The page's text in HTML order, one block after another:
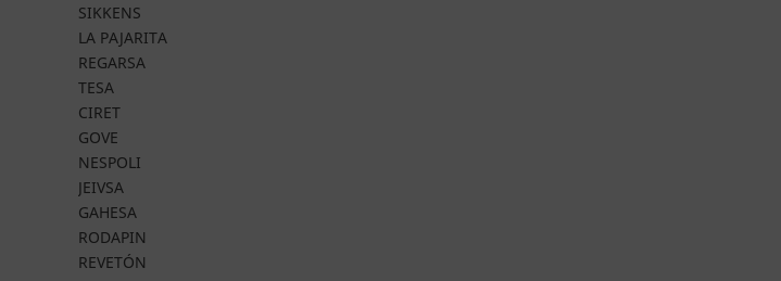
SIKKENS
LA PAJARITA
REGARSA
TESA
CIRET
GOVE
NESPOLI
JEIVSA
GAHESA
RODAPIN
REVETÓN